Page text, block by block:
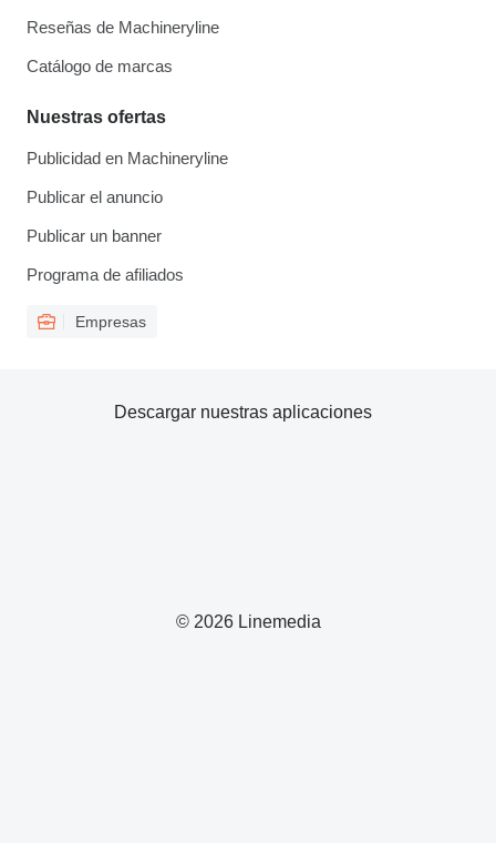
Reseñas de Machineryline
Catálogo de marcas
Nuestras ofertas
Publicidad en Machineryline
Publicar el anuncio
Publicar un banner
Programa de afiliados
Empresas
© 2026 Linemedia
Descargar nuestras aplicaciones